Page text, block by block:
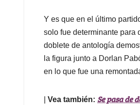
Y es que en el último
solo fue determinante para
doblete de antología
la figura junto a Dorlan
en lo que fue una
Vea también: Se pasa de